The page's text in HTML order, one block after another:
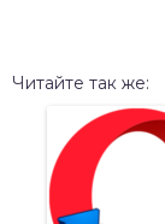
Читайте так же: